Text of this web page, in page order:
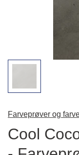
Farveprøver og
Cool